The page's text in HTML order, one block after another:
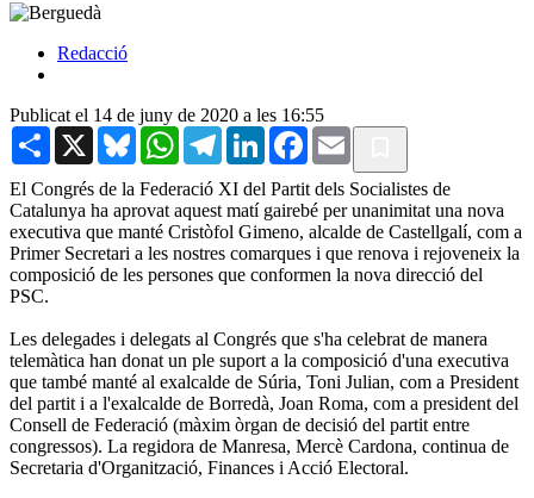
Redacció
Publicat el 14 de juny de 2020 a les 16:55
Share X BlueskyWhatsAppTelegramLinkedInFacebook
Email
El Congrés de la Federació XI del Partit dels Socialistes de
Catalunya ha aprovat aquest matí gairebé per unanimitat una nova
executiva que manté Cristòfol Gimeno, alcalde de Castellgalí, com a
Primer Secretari a les nostres comarques i que renova i rejoveneix la
composició de les persones que conformen la nova direcció del
PSC.
Les delegades i delegats al Congrés que s'ha celebrat de manera
telemàtica han donat un ple suport a la composició d'una executiva
que també manté al exalcalde de Súria, Toni Julian, com a President
del partit i a l'exalcalde de Borredà, Joan Roma, com a president del
Consell de Federació (màxim òrgan de decisió del partit entre
congressos). La regidora de Manresa, Mercè Cardona, continua de
Secretaria d'Organització, Finances i Acció Electoral.